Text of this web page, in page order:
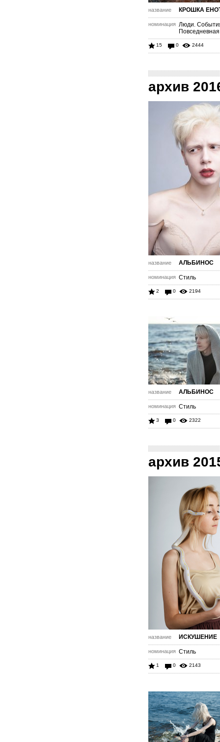
название КРОШКА
номинация Люди.
15 0 2444
архив
название АЛЬБИНОС
номинация Стиль
2 0 2194
название АЛЬБИНОС
номинация Стиль
3 0 2322
архив
название ИСКУШЕНИЕ
номинация Стиль
1 0 2143